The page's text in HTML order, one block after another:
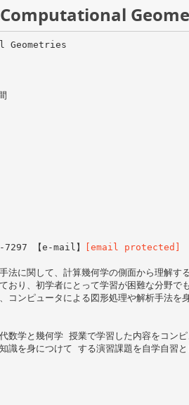
Computational
Geometries
7297 【e-mail】
[email protected]
法に関して、計算幾何学の側面から理解す
おり、初学者にとって学習が困難な分野で
コンピュータによる図形処理や解析手法を身
数学と幾何学 授業で学習した内容をコン
識を身につけて する演習課題を自学自習と